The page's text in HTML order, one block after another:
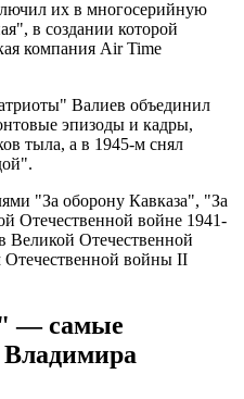
их в многосерийную
в создании которой
компания Air Time
Валиев объединил
эпизоды и кадры,
тыла, а в 1945-м снял
"За оборону Кавказа", "За
Отечественной войне 1941-
Великой Отечественной
Отечественной войны II
— самые